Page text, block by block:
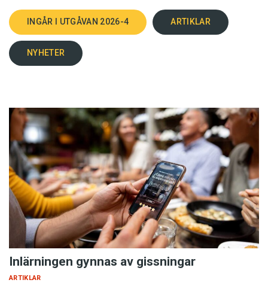
INGÅR I UTGÅVAN 2026-4 ARTIKLAR
NYHETER
Inlärningen gynnas av gissningar
ARTIKLAR